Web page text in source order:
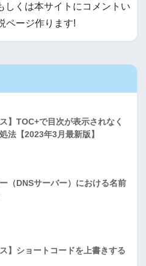
しくは本サイトにコメントい
ページ作ります!
】TOC+で目次が表示されなく
法【2023年3月最新版】
（DNSサーバー）における名前
ス】ショートコードを上書きする